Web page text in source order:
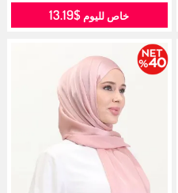
خاص لليوم $13.19